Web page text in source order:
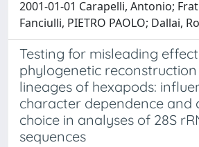
2001-01-01 Carapelli, Antonio;
Fanciulli, PIETRO PAOLO; Dallai,
Testing for misleading
phylogenetic
lineages of hexapods:
character dependence and
choice in analyses of 28S
sequences